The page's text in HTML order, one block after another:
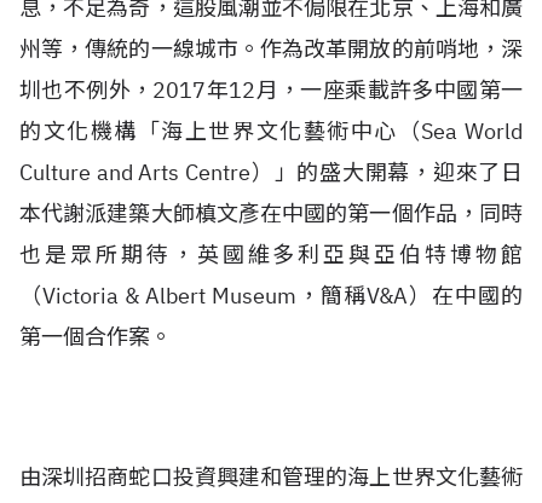
息，不足為奇，這股風潮並不侷限在北京、上海和廣
州等，傳統的一線城市。作為改革開放的前哨地，深
圳也不例外，2017年12月，一座乘載許多中國第一
的文化機構「海上世界文化藝術中心（Sea World
Culture and Arts Centre）」的盛大開幕，迎來了日
本代謝派建築大師槙文彥在中國的第一個作品，同時
也是眾所期待，英國維多利亞與亞伯特博物館
（Victoria & Albert Museum，簡稱V&A）在中國的
第一個合作案。
由深圳招商蛇口投資興建和管理的海上世界文化藝術